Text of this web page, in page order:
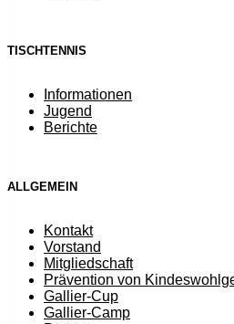
TISCHTENNIS
Informationen
Jugend
Berichte
ALLGEMEIN
Kontakt
Vorstand
Mitgliedschaft
Prävention von
Gallier-Cup
Gallier-Camp